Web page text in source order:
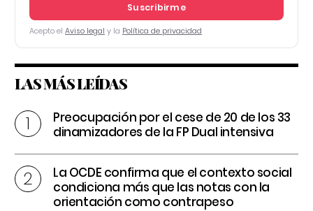
Suscribirme
Acepto el Aviso legal y la Política de privacidad
LAS MÁS LEÍDAS
Preocupación por el cese de 20 de los 33
dinamizadores de la FP Dual intensiva
La OCDE confirma que el contexto social
condiciona más que las notas con la
orientación como contrapeso